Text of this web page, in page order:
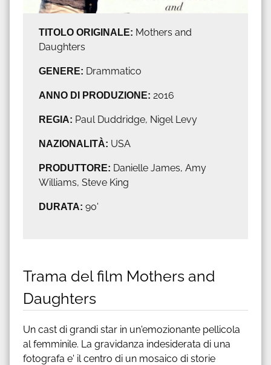
TITOLO ORIGINALE: Mothers and
Daughters
GENERE: Drammatico
ANNO DI PRODUZIONE: 2016
REGIA: Paul Duddridge, Nigel Levy
NAZIONALITÀ: USA
PRODUTTORE: Danielle James, Amy
Williams, Steve King
DURATA: 90'
Trama del film Mothers and
Daughters
Un cast di grandi star in un'emozionante pellicola
al femminile. La gravidanza indesiderata di una
fotografa e' il centro di un mosaico di storie